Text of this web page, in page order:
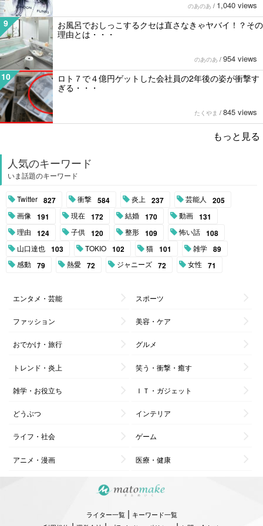
のあのあ / 1,040 views
9
お風呂でおしっこするクセは直さなきゃヤバイ！？その
理由とは・・・
のあのあ / 954 views
10
ロト７で４億円ゲットした会社員の2年後の姿が衝撃す
ぎる・・・
たくやま / 845 views
もっと見る
人気のキーワード
いま話題のキーワード
Twitter 827 衝撃 584 炎上 237 芸能人 205
画像 191 現在 172 結婚 170 動画 131
理由 124 子供 120 整形 109 怖い話 108
山口達也 103 TOKIO 102 猫 101 雑学 89
感動 79 熱愛 72 ジャニーズ 72 女性 71
エンタメ・芸能 スポーツ
ファッション 美容・ケア
おでかけ・旅行 グルメ
トレンド・炎上 笑う・衝撃・癒す
雑学・お役立ち ＩＴ・ガジェット
どうぶつ インテリア
ライフ・社会 ゲーム
アニメ・漫画 医療・健康
ライター一覧| キーワード一覧